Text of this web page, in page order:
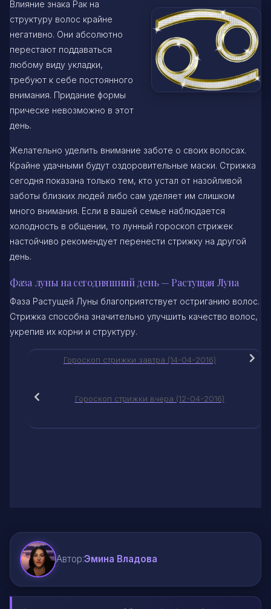
Влияние знака Рак на
структуру волос крайне
негативно. Они абсолютно
перестают поддаваться
любому виду укладки,
требуют к себе постоянного
внимания. Придание формы
прическе невозможно в этот
день.
Желательно уделить внимание заботе о своих волосах.
Крайне удачными будут оздоровительные маски. Стрижка
сегодня показана только тем, кто устал от назойливой
заботы близких людей либо сам уделяет им слишком
много внимания. Если в вашей семье наблюдается
холодность в общении, то лунный гороскоп стрижек
настойчиво рекомендует перенести стрижку на другой
день.
Фаза луны на сегодняшний день — Растущая Луна
Фаза Растущей Луны благоприятствует остриганию волос.
Стрижка способна значительно улучшить качество волос,
укрепив их корни и структуру.
Гороскоп стрижки завтра (14-04-2016)
Гороскоп стрижки вчера (12-04-2016)
Автор:Эмина Владова